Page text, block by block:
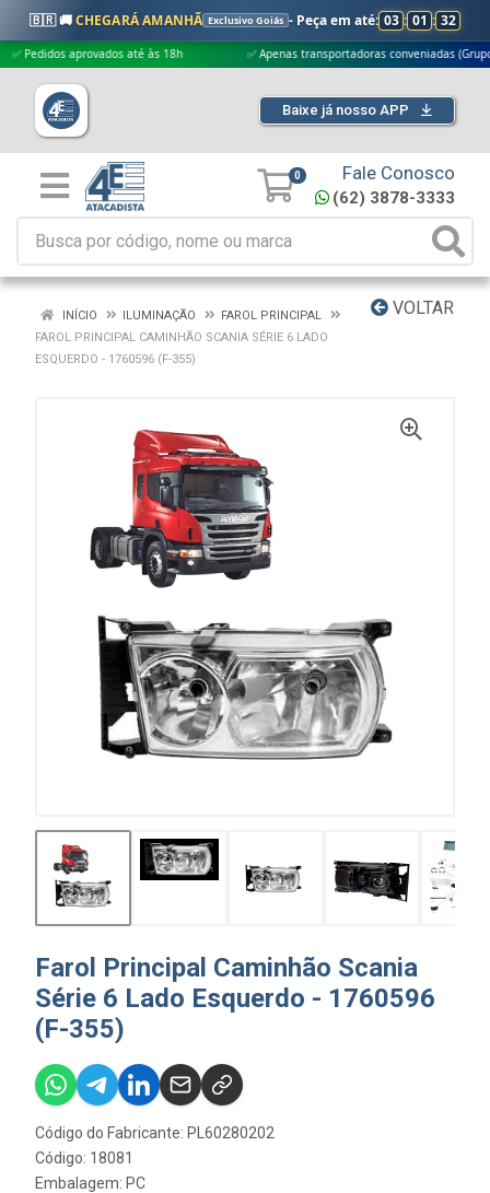
🇧🇷 🚚CHEGARÁ AMANHÃ Exclusivo Goiás - Peça em até: 03 : 01 : 31
aprovados até às 18h ✅ Apenas transportadoras conveniadas (Grupo G5)
Baixe já nosso APP
0 Fale Conosco
(62) 3878-3333
VOLTAR
INÍCIO ILUMINAÇÃO
FAROL PRINCIPAL
FAROL PRINCIPAL CAMINHÃO SCANIA SÉRIE 6 LADO
ESQUERDO - 1760596 (F-355)
Farol Principal Caminhão Scania
Série 6 Lado Esquerdo - 1760596
(F-355)
Código do Fabricante: PL60280202
Código: 18081
Embalagem: PC